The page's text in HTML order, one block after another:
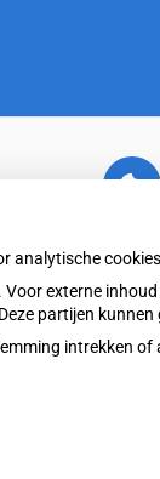
inhoud
die
Cookie-
analytische
externe
partijen
intrekken of